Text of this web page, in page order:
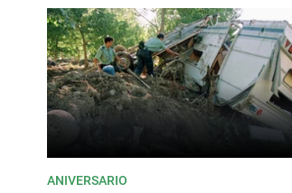
La rosa de los vientos
Gente viajera
Como el perro y el
gato
Caso
Equipo
Operación
Negra
ANIVERSARIO